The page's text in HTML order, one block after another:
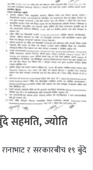
सहमति, ज्योति
र सरकारबीच १९ बुँदे